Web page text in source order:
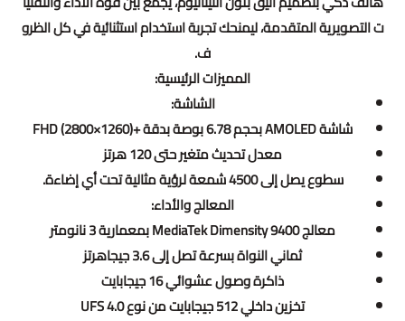
ت التصويرية المتقدمة، ليمنحك تجربة استخدام استثنائية في كل الظرو
ف.
المميزات الرئيسية:
الشاشة:
شاشة AMOLED بحجم 6.78 بوصة بدقة +FHD (2800×1260)
معدل تحديث متغير حتى 120 هرتز
سطوع يصل إلى 4500 شمعة لرؤية مثالية تحت أي إضاءة.
المعالج والأداء:
معالج MediaTek Dimensity 9400 بمعمارية 3 نانومتر
ثماني النواة بسرعة تصل إلى 3.6 جيجاهرتز
ذاكرة وصول عشوائي 16 جيجابايت
تخزين داخلي 512 جيجابايت من نوع UFS 4.0